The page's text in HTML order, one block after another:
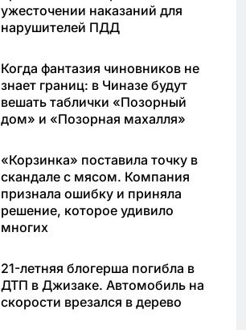
ужесточении наказаний для
нарушителей ПДД
Когда фантазия чиновников не
знает границ: в Чиназе будут
вешать таблички «Позорный
дом» и «Позорная махалля»
«Корзинка» поставила точку в
скандале с мясом. Компания
признала ошибку и приняла
решение, которое удивило
многих
21-летняя блогерша погибла в
ДТП в Джизаке. Автомобиль на
скорости врезался в дерево